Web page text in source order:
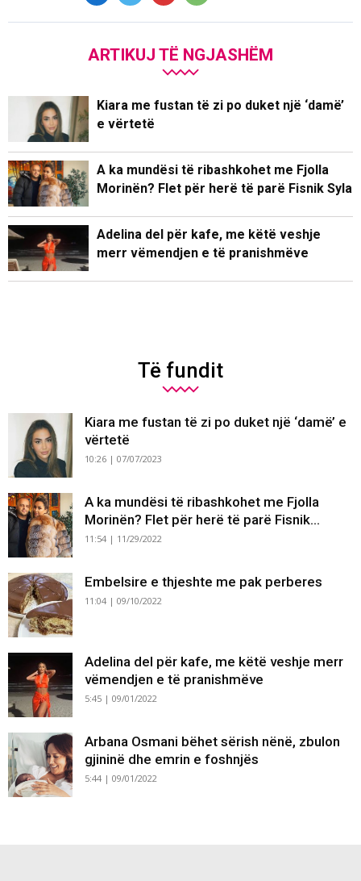
ARTIKUJ TË NGJASHËM
Kiara me fustan të zi po duket një ‘damë’
e vërtetë
A ka mundësi të ribashkohet me Fjolla
Morinën? Flet për herë të parë Fisnik Syla
Adelina del për kafe, me këtë veshje
merr vëmendjen e të pranishmëve
Të fundit
Kiara me fustan të zi po duket një ‘damë’ e
vërtetë
10:26 | 07/07/2023
A ka mundësi të ribashkohet me Fjolla
Morinën? Flet për herë të parë Fisnik...
11:54 | 11/29/2022
Embelsire e thjeshte me pak perberes
11:04 | 09/10/2022
Adelina del për kafe, me këtë veshje merr
vëmendjen e të pranishmëve
5:45 | 09/01/2022
Arbana Osmani bëhet sërish nënë, zbulon
gjininë dhe emrin e foshnjës
5:44 | 09/01/2022